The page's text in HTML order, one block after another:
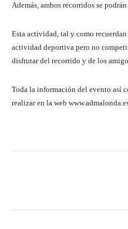
Además, ambos recorridos se
Esta actividad, tal y como
actividad deportiva pero no
disfrutar del recorrido y de los
Toda la información del evento así
realizar en la web